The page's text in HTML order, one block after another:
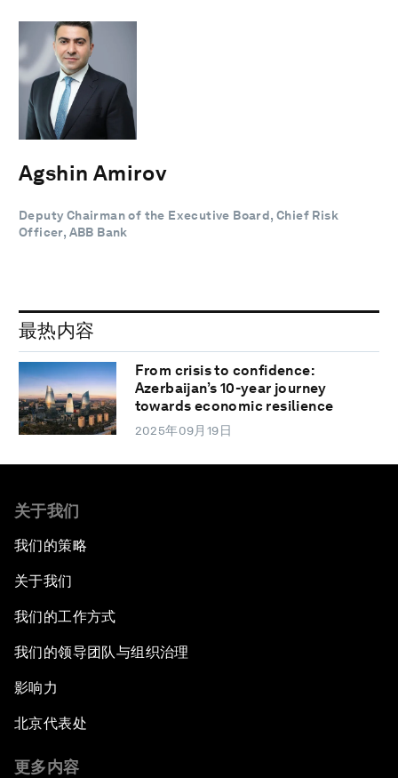
Agshin Amirov
Deputy Chairman of the Executive Board, Chief Risk
Officer, ABB Bank
最热内容
From crisis to confidence:
Azerbaijan’s 10-year journey
towards economic resilience
2025年09月19日
关于我们
我们的策略
关于我们
我们的工作方式
我们的领导团队与组织治理
影响力
北京代表处
更多内容